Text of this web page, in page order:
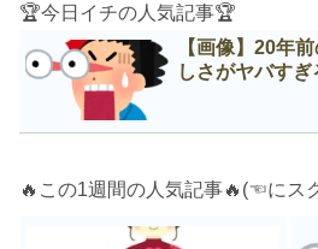
🏆今日イチの人気記事🏆
【画像】20年
しさがヤバすぎ
🔥この1週間の人気記事🔥(☜にス